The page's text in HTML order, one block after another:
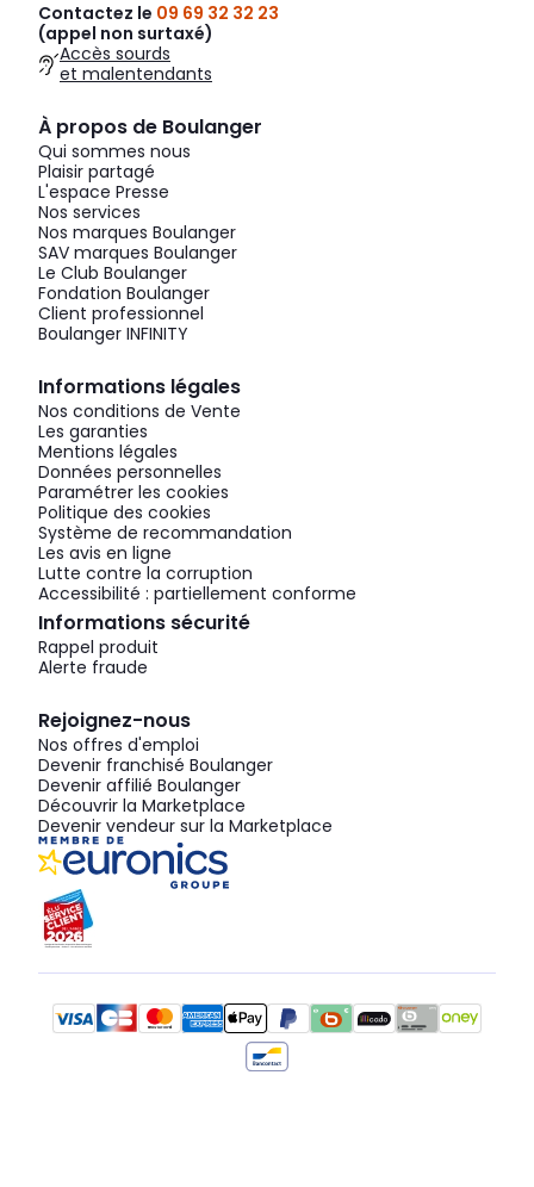
Contactez le 09 69 32 32 23
(appel non surtaxé)
Accès sourds
et malentendants
À propos de Boulanger
Qui sommes nous
Plaisir partagé
L'espace Presse
Nos services
Nos marques Boulanger
SAV marques Boulanger
Le Club Boulanger
Fondation Boulanger
Client professionnel
Boulanger INFINITY
Informations légales
Nos conditions de Vente
Les garanties
Mentions légales
Données personnelles
Paramétrer les cookies
Politique des cookies
Système de recommandation
Les avis en ligne
Lutte contre la corruption
Accessibilité : partiellement conforme
Informations sécurité
Rappel produit
Alerte fraude
Rejoignez-nous
Nos offres d'emploi
Devenir franchisé Boulanger
Devenir affilié Boulanger
Découvrir la Marketplace
Devenir vendeur sur la Marketplace